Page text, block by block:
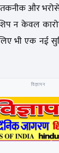
और
न केवल
भी एक नई
विज्ञापन